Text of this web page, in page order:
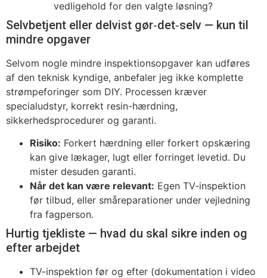
vedligehold for den valgte løsning?
Selvbetjent eller delvist gør‑det‑selv — kun til
mindre opgaver
Selvom nogle mindre inspektionsopgaver kan udføres
af den teknisk kyndige, anbefaler jeg ikke komplette
strømpeforinger som DIY. Processen kræver
specialudstyr, korrekt resin-hærdning,
sikkerhedsprocedurer og garanti.
Risiko: Forkert hærdning eller forkert opskæring
kan give lækager, lugt eller forringet levetid. Du
mister desuden garanti.
Når det kan være relevant: Egen TV-inspektion
før tilbud, eller småreparationer under vejledning
fra fagperson.
Hurtig tjekliste — hvad du skal sikre inden og
efter arbejdet
TV-inspektion før og efter (dokumentation i video